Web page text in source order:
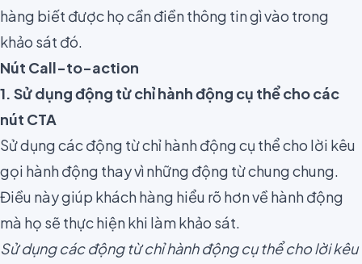
hàng biết được họ cần điền thông tin gì vào trong
khảo sát đó.
Nút Call-to-action
1. Sử dụng động từ chỉ hành động cụ thể cho các
nút CTA
Sử dụng các động từ chỉ hành động cụ thể cho lời kêu
gọi hành động thay vì những động từ chung chung.
Điều này giúp khách hàng hiểu rõ hơn về hành động
mà họ sẽ thực hiện khi làm khảo sát.
Sử dụng các động từ chỉ hành động cụ thể cho lời kêu